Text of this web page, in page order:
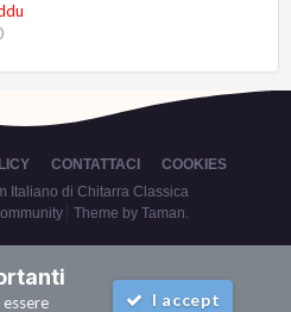
CONTATTACI
COOKIES
Italiano di Chitarra Classica
Theme by Taman.
I accept